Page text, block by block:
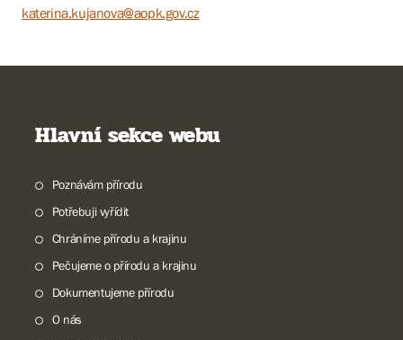
katerina.kujanova@aopk.gov.cz
Hlavní sekce webu
Poznávám přírodu
Potřebuji vyřídit
Chráníme přírodu a krajinu
Pečujeme o přírodu a krajinu
Dokumentujeme přírodu
O nás